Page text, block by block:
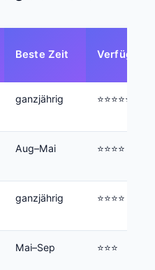
Beste Zeit
ganzjährig ⭐⭐⭐⭐⭐
Aug–Mai ⭐⭐⭐⭐
ganzjährig ⭐⭐⭐⭐
Mai–Sep ⭐⭐⭐